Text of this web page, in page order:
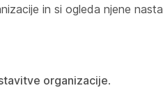
in si ogleda njene
organizacije.